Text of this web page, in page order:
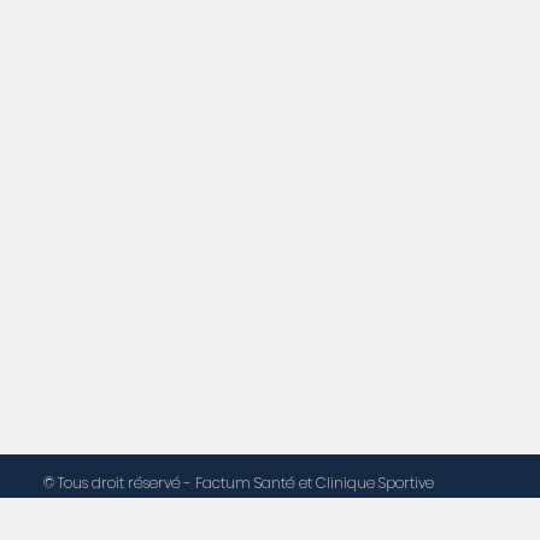
© Tous droit réservé - Factum Santé et Clinique Sportive